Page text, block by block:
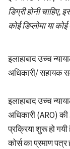
डिग्री होनी
कोई डिप्लोमा या
इलाहाबाद उच्च
अधिकारी/ सहायक
इलाहाबाद उच्च
अधिकारी (ARO) की
प्रक्रिया शुरू हो
कोर्स का प्रमाण